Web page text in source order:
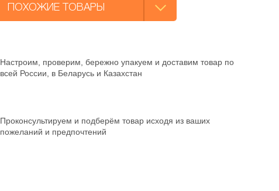
ПОХОЖИЕ ТОВАРЫ
Настроим, проверим, бережно упакуем и доставим товар по
всей России, в Беларусь и Казахстан
Проконсультируем и подберём товар исходя из ваших
пожеланий и предпочтений